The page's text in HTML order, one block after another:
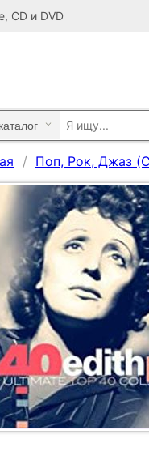
CD и DVD
Поп, Рок, Джаз